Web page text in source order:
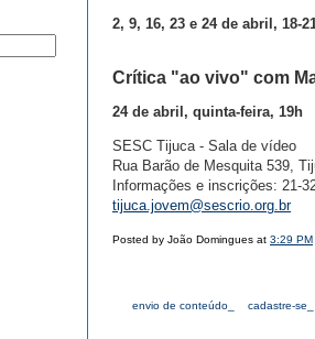
2, 9, 16, 23 e 24 de abril, 18-
Crítica "ao vivo" com
24 de abril, quinta-feira, 19h
SESC Tijuca - Sala de vídeo
Rua Barão de Mesquita 539,
Informações e inscrições: 21-
tijuca.jovem@sescrio.org.br
Posted by João Domingues at 3:29 PM
envio de conteúdo_ cadastre-se_